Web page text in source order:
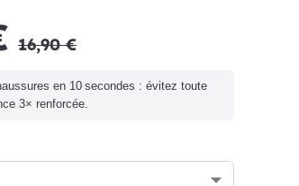
16,90 €
en 10 secondes : évitez toute
3× renforcée.